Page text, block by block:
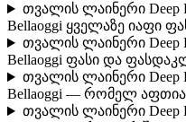
თვალის ლაინერი Deep
Bellaoggi ყველაზე იაფი
თვალის ლაინერი Deep
Bellaoggi ფასი და
თვალის ლაინერი Deep
Bellaoggi — რომელ
თვალის ლაინერი Deep